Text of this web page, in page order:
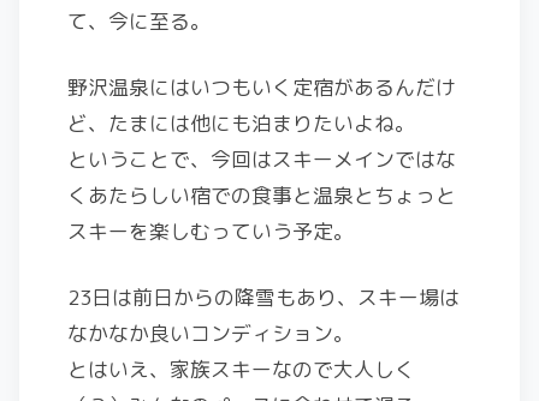
て、今に至る。
野沢温泉にはいつもいく定宿があるんだけ
ど、たまには他にも泊まりたいよね。
ということで、今回はスキーメインではな
くあたらしい宿での食事と温泉とちょっと
スキーを楽しむっていう予定。
23日は前日からの降雪もあり、スキー場は
なかなか良いコンディション。
とはいえ、家族スキーなので大人しく